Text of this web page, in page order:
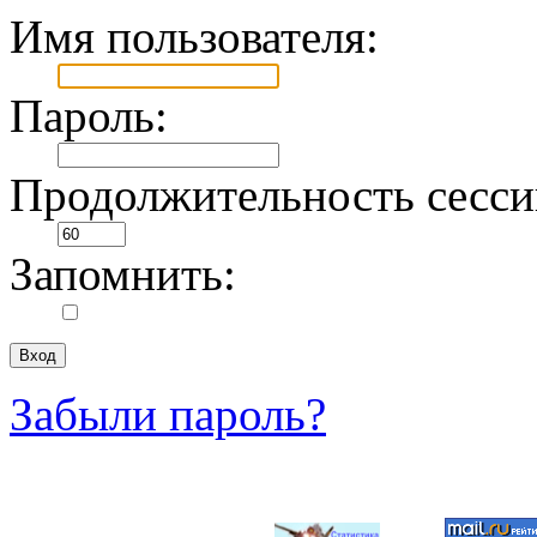
Имя пользователя:
Пароль:
Продолжительность
Запомнить:
Забыли пароль?